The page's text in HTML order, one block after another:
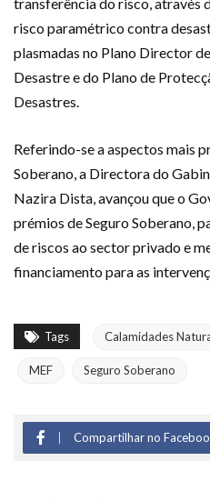
risco paramétrico contra
plasmadas no Plano Director
Desastre e do Plano de
Desastres.
Referindo-se a aspectos mais
Soberano, a Directora do
Nazira Dista, avançou que o
prémios de Seguro Soberano,
de riscos ao sector privado e
financiamento para as
Tags Calamidades
MEF Seguro Soberano
Compartilhar no